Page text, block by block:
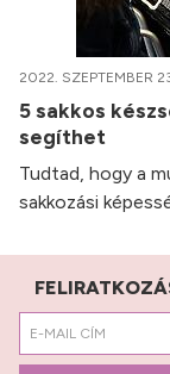
2022. SZEPTEMBER
5 sakkos
segíthet
Tudtad, hogy a
sakkozási